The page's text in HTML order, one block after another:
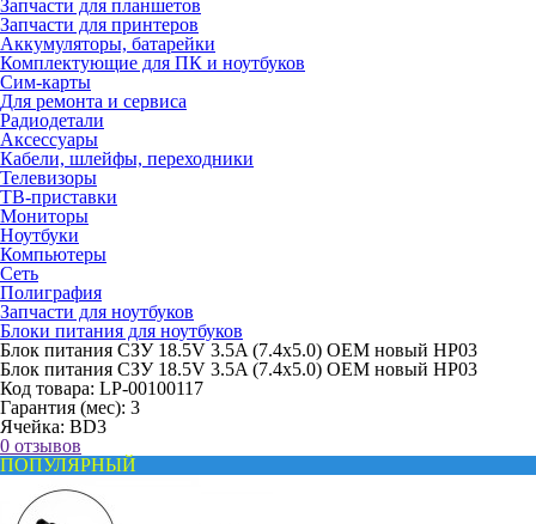
Запчасти для планшетов
Запчасти для принтеров
Аккумуляторы, батарейки
Комплектующие для ПК и ноутбуков
Сим-карты
Для ремонта и сервиса
Радиодетали
Аксессуары
Кабели, шлейфы, переходники
Телевизоры
ТВ-приставки
Мониторы
Ноутбуки
Компьютеры
Сеть
Полиграфия
Запчасти для ноутбуков
Блоки питания для ноутбуков
Блок питания СЗУ 18.5V 3.5A (7.4x5.0) OEM новый HP03
Блок питания СЗУ 18.5V 3.5A (7.4x5.0) OEM новый HP03
Код товара: LP-00100117
Гарантия (мес): 3
Ячейка: BD3
0 отзывов
ПОПУЛЯРНЫЙ